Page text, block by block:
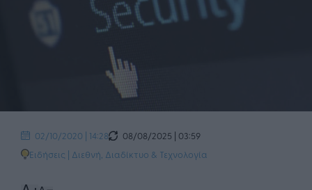
02/10/2020 | 14:28
08/08/2025 | 03:59
Ειδήσεις | Διεθνή Διαδίκτυο & Τεχνολογία